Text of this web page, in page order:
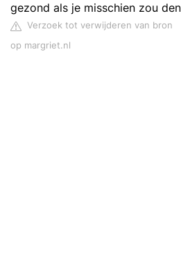
gezond als je misschien zou
Verzoek tot verwijderen van bron
op margriet.nl